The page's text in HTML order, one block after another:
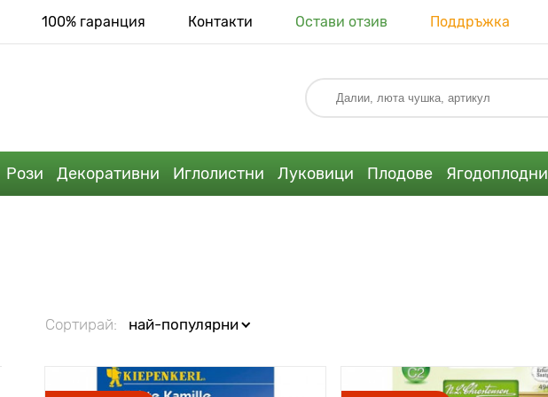
100% гаранция Контакти Остави отзив Поддръжка
Рози Декоративни Иглолистни Луковици Плодове Ягодоплодни
Сортирай: най-популярни